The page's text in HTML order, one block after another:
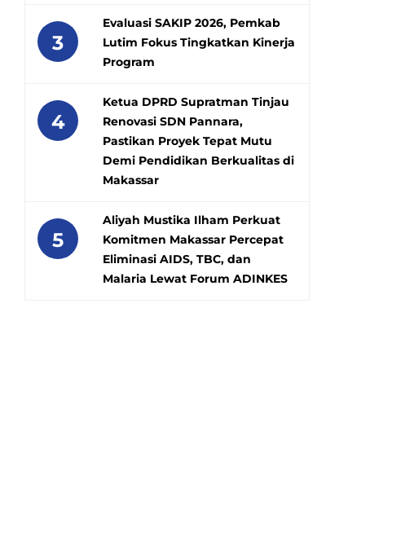
3
Evaluasi SAKIP 2026, Pemkab
Lutim Fokus Tingkatkan Kinerja
Program
4
Ketua DPRD Supratman Tinjau
Renovasi SDN Pannara,
Pastikan Proyek Tepat Mutu
Demi Pendidikan Berkualitas di
Makassar
5
Aliyah Mustika Ilham Perkuat
Komitmen Makassar Percepat
Eliminasi AIDS, TBC, dan
Malaria Lewat Forum ADINKES